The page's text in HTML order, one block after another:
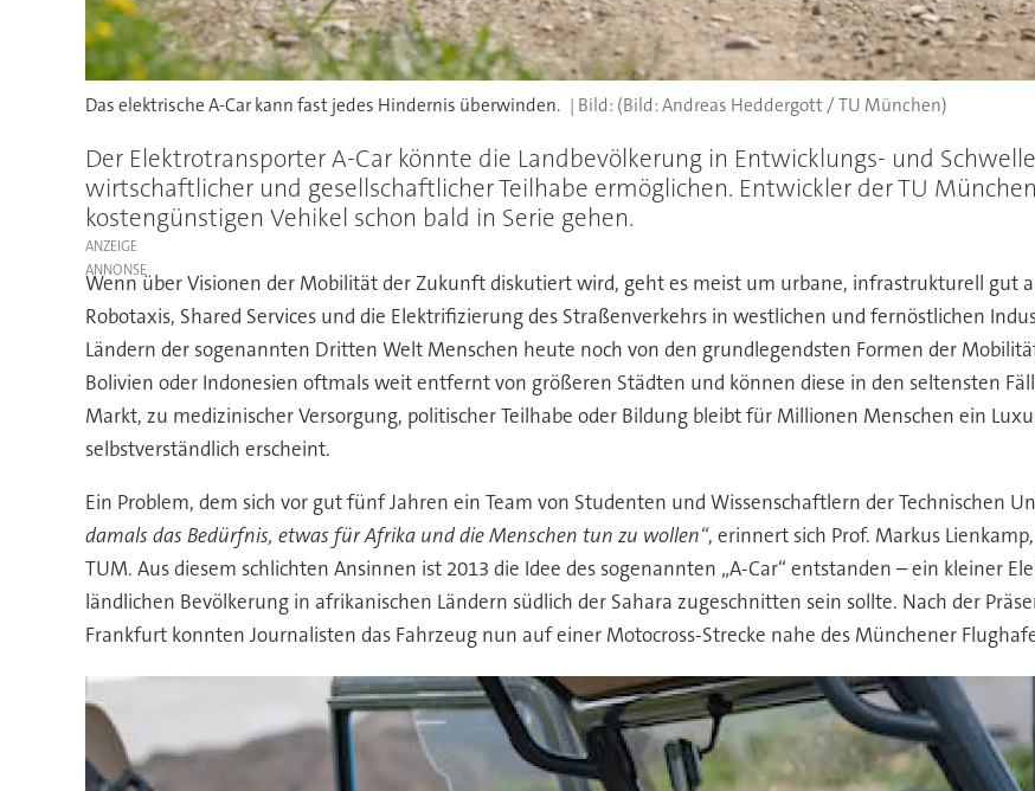
Das elektrische A-Car kann fast jedes Hindernis überwinden. (Bild: Andreas Heddergott / TU München)
Der Elektrotransporter A-Car könnte die Landbevölkerung in Entwicklungs- und
wirtschaftlicher und gesellschaftlicher Teilhabe ermöglichen. Entwickler der TU
kostengünstigen Vehikel schon bald in Serie gehen.
ANZEIGE
Wenn über Visionen der Mobilität der Zukunft diskutiert wird, geht es meist um urbane, infrastrukturell gut
Robotaxis, Shared Services und die Elektrifizierung des Straßenverkehrs in westlichen und fernöstlichen
Ländern der sogenannten Dritten Welt Menschen heute noch von den grundlegendsten Formen der
Bolivien oder Indonesien oftmals weit entfernt von größeren Städten und können diese in den seltensten
Markt, zu medizinischer Versorgung, politischer Teilhabe oder Bildung bleibt für Millionen Menschen ein
selbstverständlich erscheint.
Ein Problem, dem sich vor gut fünf Jahren ein Team von Studenten und Wissenschaftlern der Technischen
damals das Bedürfnis, etwas für Afrika und die Menschen tun zu wollen“, erinnert sich Prof. Markus
TUM. Aus diesem schlichten Ansinnen ist 2013 die Idee des sogenannten „A-Car“ entstanden – ein kleiner
ländlichen Bevölkerung in afrikanischen Ländern südlich der Sahara zugeschnitten sein sollte. Nach der
Frankfurt konnten Journalisten das Fahrzeug nun auf einer Motocross-Strecke nahe des Münchener